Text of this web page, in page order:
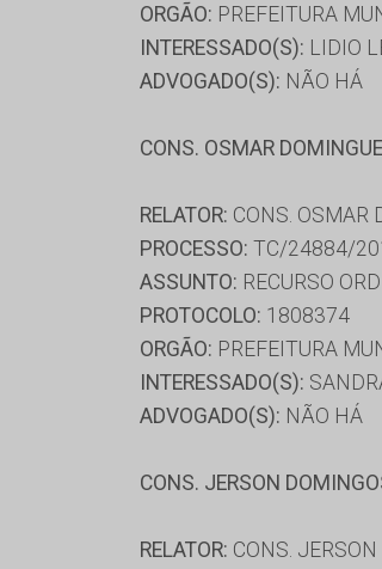
ORGÃO: PREFEITURA
INTERESSADO(S): LIDIO
ADVOGADO(S): NÃO HÁ
CONS. OSMAR
RELATOR: CONS. OSMAR
PROCESSO: TC/24884/
ASSUNTO: RECURSO
PROTOCOLO: 1808374
ORGÃO: PREFEITURA
INTERESSADO(S):
ADVOGADO(S): NÃO HÁ
CONS. JERSON
RELATOR: CONS.